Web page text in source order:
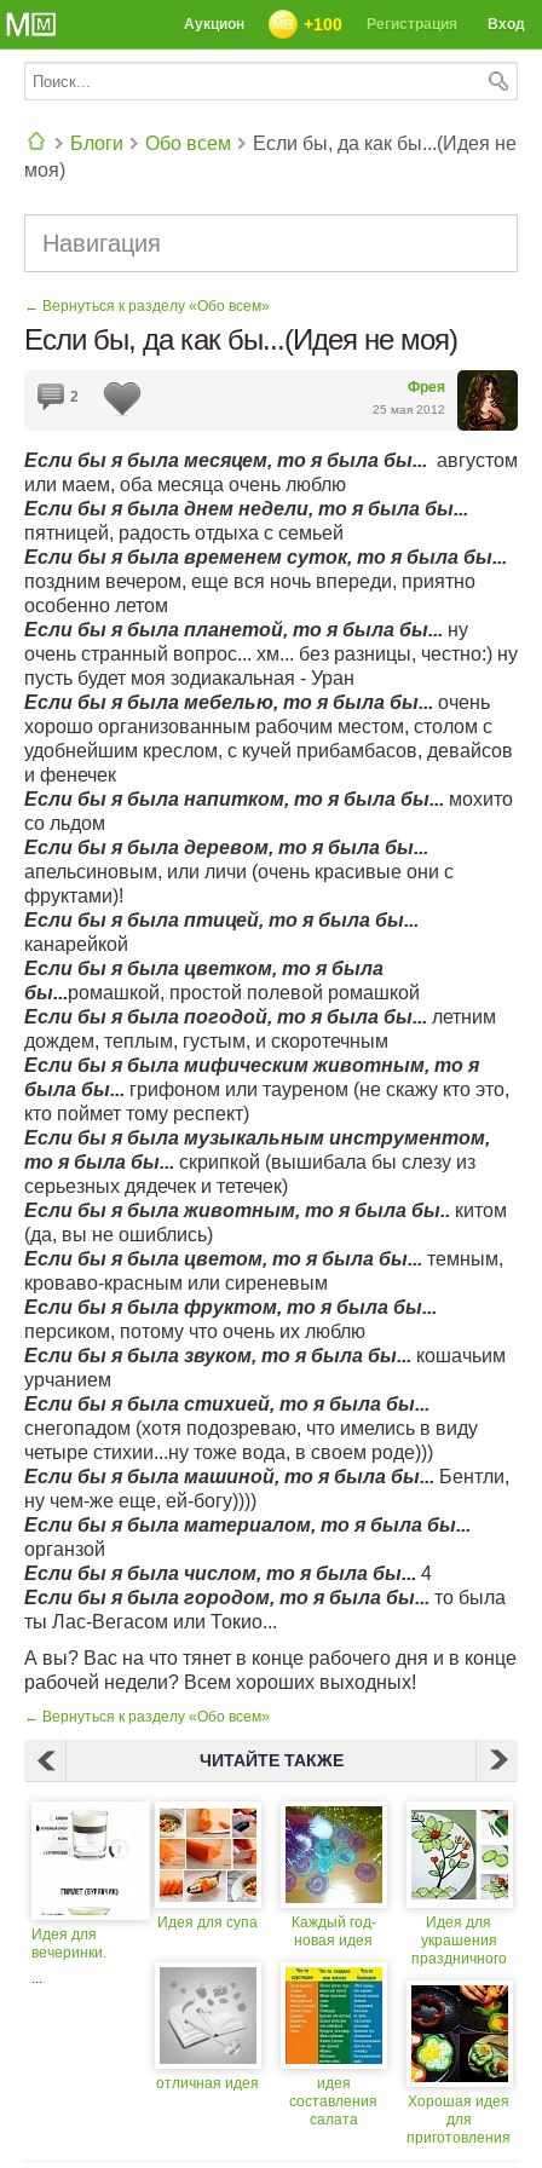
Вход
Регистрация
+100
Аукцион
Блоги Обо всем
Если бы, да как бы...(Идея не
моя)
Навигация
← Вернуться к разделу «Обо всем»
Если бы, да как бы...(Идея не моя)
Фрея
25 мая 2012
2
Если бы я была месяцем, то я была бы... августом
или маем, оба месяца очень люблю
Если бы я была днем недели, то я была бы...
пятницей, радость отдыха с семьей
Если бы я была временем суток, то я была бы...
поздним вечером, еще вся ночь впереди, приятно
особенно летом
Если бы я была планетой, то я была бы... ну
очень странный вопрос... хм... без разницы, честно:) ну
пусть будет моя зодиакальная - Уран
Если бы я была мебелью, то я была бы... очень
хорошо организованным рабочим местом, столом с
удобнейшим креслом, с кучей прибамбасов, девайсов
и фенечек
Если бы я была напитком, то я была бы... мохито
со льдом
Если бы я была деревом, то я была бы...
апельсиновым, или личи (очень красивые они с
фруктами)!
Если бы я была птицей, то я была бы...
канарейкой
Если бы я была цветком, то я была
бы...ромашкой, простой полевой ромашкой
Если бы я была погодой, то я была бы... летним
дождем, теплым, густым, и скоротечным
Если бы я была мифическим животным, то я
была бы... грифоном или тауреном (не скажу кто это,
кто поймет тому респект)
Если бы я была музыкальным инструментом,
то я была бы... скрипкой (вышибала бы слезу из
серьезных дядечек и тетечек)
Если бы я была животным, то я была бы.. китом
(да, вы не ошиблись)
Если бы я была цветом, то я была бы... темным,
кроваво-красным или сиреневым
Если бы я была фруктом, то я была бы...
персиком, потому что очень их люблю
Если бы я была звуком, то я была бы... кошачьим
урчанием
Если бы я была стихией, то я была бы...
снегопадом (хотя подозреваю, что имелись в виду
четыре стихии...ну тоже вода, в своем роде)))
Если бы я была машиной, то я была бы... Бентли,
ну чем-же еще, ей-богу))))
Если бы я была материалом, то я была бы...
органзой
Если бы я была числом, то я была бы... 4
Если бы я была городом, то я была бы... то была
ты Лас-Вегасом или Токио...
А вы? Вас на что тянет в конце рабочего дня и в конце
рабочей недели? Всем хороших выходных!
← Вернуться к разделу «Обо всем»
ЧИТАЙТЕ ТАКЖЕ
Идея для
вечеринки.
...
Идея для супа
отличная идея
Каждый год-
новая идея
идея
составления
салата
Идея для
украшения
праздничного
Хорошая идея
для
приготовления